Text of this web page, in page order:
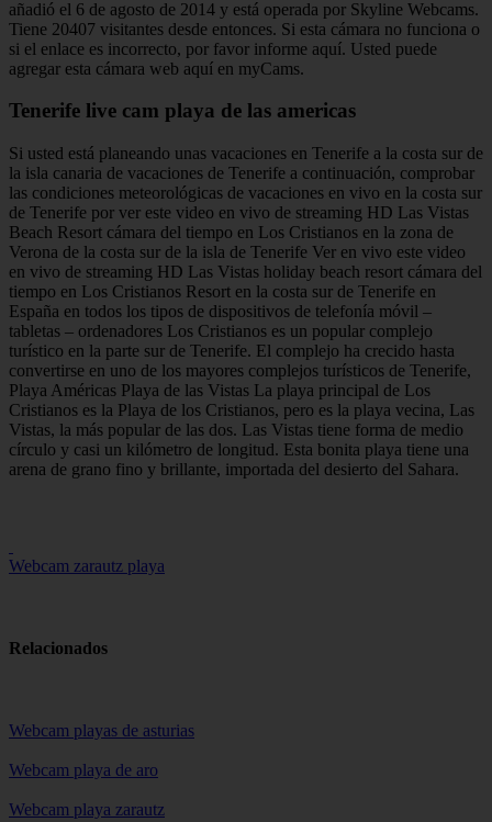
añadió el 6 de agosto de 2014 y está operada por Skyline Webcams.
Tiene 20407 visitantes desde entonces. Si esta cámara no funciona o
si el enlace es incorrecto, por favor informe aquí. Usted puede
agregar esta cámara web aquí en myCams.
Tenerife live cam playa de las americas
Si usted está planeando unas vacaciones en Tenerife a la costa sur de
la isla canaria de vacaciones de Tenerife a continuación, comprobar
las condiciones meteorológicas de vacaciones en vivo en la costa sur
de Tenerife por ver este video en vivo de streaming HD Las Vistas
Beach Resort cámara del tiempo en Los Cristianos en la zona de
Verona de la costa sur de la isla de Tenerife Ver en vivo este video
en vivo de streaming HD Las Vistas holiday beach resort cámara del
tiempo en Los Cristianos Resort en la costa sur de Tenerife en
España en todos los tipos de dispositivos de telefonía móvil –
tabletas – ordenadores Los Cristianos es un popular complejo
turístico en la parte sur de Tenerife. El complejo ha crecido hasta
convertirse en uno de los mayores complejos turísticos de Tenerife,
Playa Américas Playa de las Vistas La playa principal de Los
Cristianos es la Playa de los Cristianos, pero es la playa vecina, Las
Vistas, la más popular de las dos. Las Vistas tiene forma de medio
círculo y casi un kilómetro de longitud. Esta bonita playa tiene una
arena de grano fino y brillante, importada del desierto del Sahara.
Webcam zarautz playa
Relacionados
Webcam playas de asturias
Webcam playa de aro
Webcam playa zarautz